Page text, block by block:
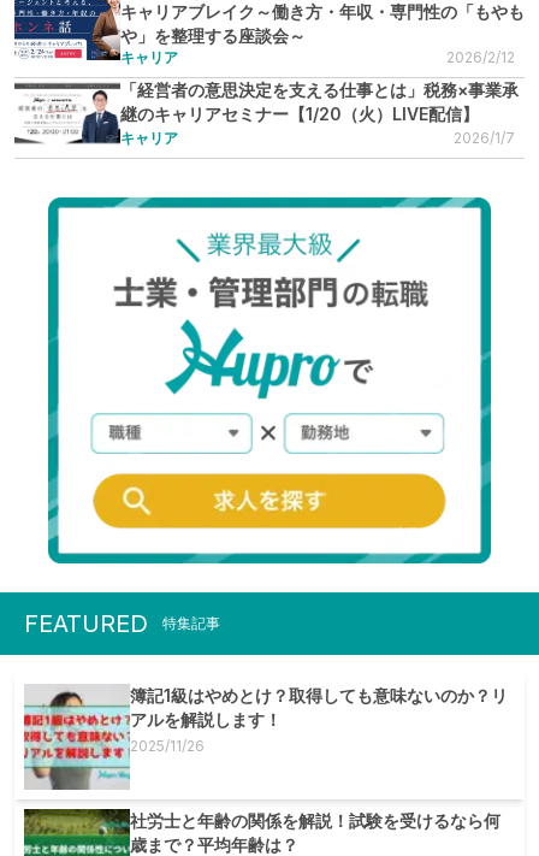
キャリアブレイク～働き方・年収・専門性の「もやも
や」を整理する座談会～
キャリア 2026/2/12
「経営者の意思決定を支える仕事とは」税務×事業承
継のキャリアセミナー【1/20（火）LIVE配信】
キャリア 2026/1/7
FEATURED 特集記事
簿記1級はやめとけ？取得しても意味ないのか？リ
アルを解説します！
2025/11/26
社労士と年齢の関係を解説！試験を受けるなら何
歳まで？平均年齢は？